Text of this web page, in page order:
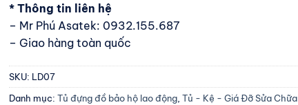
* Thông tin liên hệ
– Mr Phú Asatek: 0932.155.687
– Giao hàng toàn quốc
SKU: LD07
Danh mục:Tủ đựng đồ bảo hộ lao động,Tủ - Kệ - Giá Đỡ Sửa Chữa